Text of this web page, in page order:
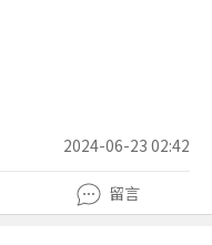
2024-06-23 02:42
留言